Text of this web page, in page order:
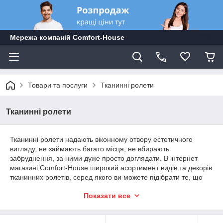
Мережа компаній Comfort-Hоuse
Товари та послуги Тканинні ролети
Тканинні ролети
Тканинні ролети надають віконному отвору естетичного
вигляду, не займають багато місця, не вбирають
забруднення, за ними дуже просто доглядати. В інтернет
магазині Comfort-Hоuse широкий асортимент видів та декорів
тканинних ролетів, серед якого ви можете підібрати те, що
Показати все